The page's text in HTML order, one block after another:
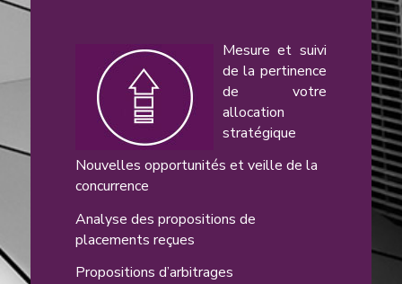
Mesure et suivi
de la pertinence
de votre
allocation
stratégique
Nouvelles opportunités et veille de la
concurrence
Analyse des propositions de
placements reçues
Propositions d’arbitrages